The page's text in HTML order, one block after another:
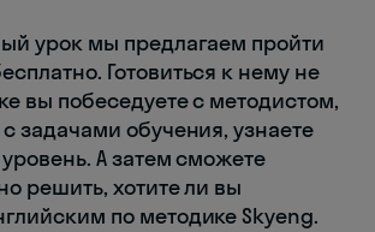
урок мы предлагаем пройти
Готовиться к нему не
вы побеседуете с методистом,
задачами обучения, узнаете
А затем сможете
решить, хотите ли вы
по методике Skyeng.